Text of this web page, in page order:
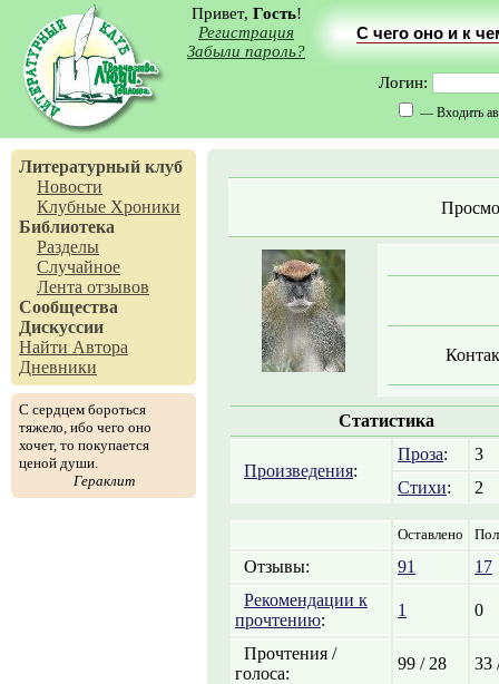
Привет, Гость!
Регистрация
Забыли пароль?
С чего оно и к
Логин:
— Входить
Литературный клуб
Новости
Клубные Хроники
Библиотека
Разделы
Случайное
Лента отзывов
Сообщества
Дискуссии
Найти Автора
Дневники
С сердцем бороться
тяжело, ибо чего оно
хочет, то покупается
ценой души.
Гераклит
Статистика
Произведения:
Проза:
3
Стихи: 2
Оставлено
Отзывы: 91
17
Рекомендации к
прочтению:
1 0
Прочтения /
голоса:
99 / 28 33